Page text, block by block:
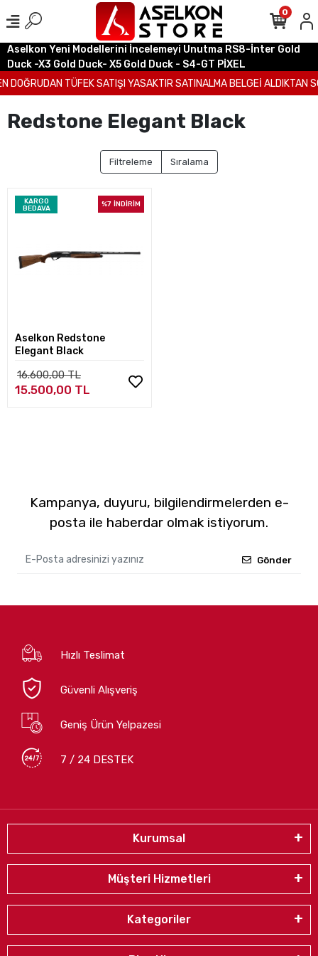
Aselkon Yeni Modellerini İncelemeyi Unutma RS8-İnter Gold
Duck -X3 Gold Duck- X5 Gold Duck - S4-GT PİXEL
DOĞRUDAN TÜFEK SATIŞI YASAKTIR SATINALMA BELGEİ ALDIKTAN
0
Redstone Elegant Black
Filtreleme Sıralama
KARGO
BEDAVA
%7 İNDİRİM
Aselkon Redstone
Elegant Black
16.600,00 TL
15.500,00 TL
Kampanya, duyuru, bilgilendirmelerden e-
posta ile haberdar olmak istiyorum.
Gönder
Hızlı Teslimat
Güvenli Alışveriş
Geniş Ürün Yelpazesi
7 / 24 DESTEK
Kurumsal
Müşteri Hizmetleri
Kategoriler